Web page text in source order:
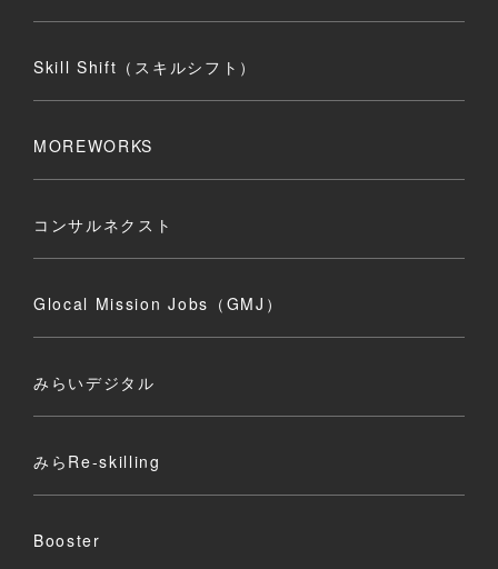
Skill Shift（スキルシフト）
MOREWORKS
コンサルネクスト
Glocal Mission Jobs（GMJ）
みらいデジタル
みらRe-skilling
Booster